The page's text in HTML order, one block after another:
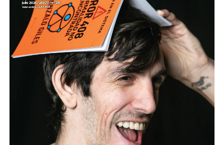
Descargar el programa
La reproducción de este programa es libre. Sólo tenés
que mandar un mail a
infolavaca@yahoo.com.arpara
emitir todos los programas de Decí MU